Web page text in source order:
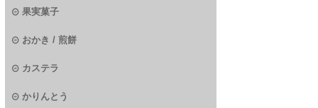
果実菓子
おかき / 煎餅
カステラ
かりんとう